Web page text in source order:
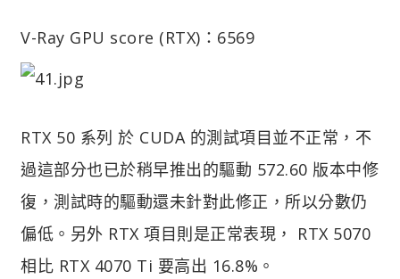
V-Ray GPU score (RTX)：6569
RTX 50 系列 於 CUDA 的測試項目並不正常，不
過這部分也已於稍早推出的驅動 572.60 版本中修
復，測試時的驅動還未針對此修正，所以分數仍
偏低。另外 RTX 項目則是正常表現， RTX 5070
相比 RTX 4070 Ti 要高出 16.8%。